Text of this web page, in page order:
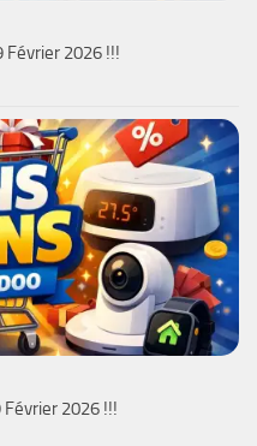
Février 2026 !!!
Février 2026 !!!